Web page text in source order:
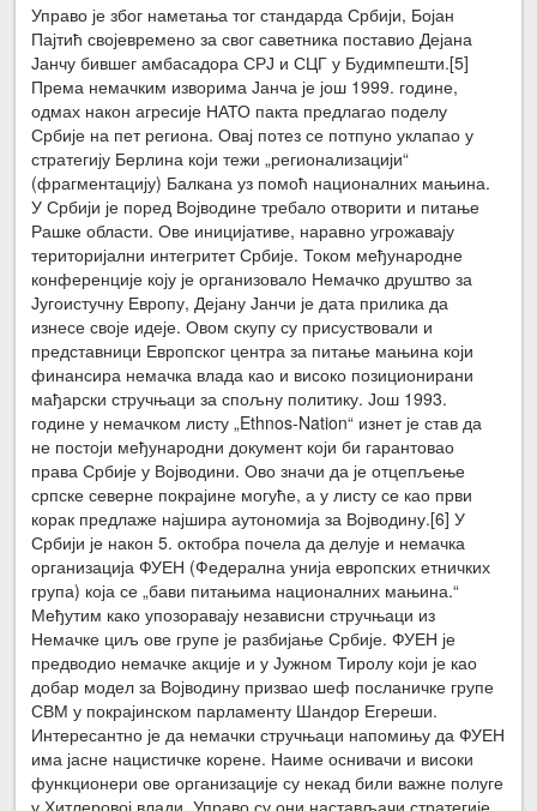
Управо је због наметања тог стандарда Србији, Бојан
Пајтић својевремено за свог саветника поставио Дејана
Јанчу бившег амбасадора СРЈ и СЦГ у Будимпешти.[5]
Према немачким изворима Јанча је још 1999. године,
одмах након агресије НАТО пакта предлагао поделу
Србије на пет региона. Овај потез се потпуно уклапао у
стратегију Берлина који тежи „регионализацији“
(фрагментацију) Балкана уз помоћ националних мањина.
У Србији је поред Војводине требало отворити и питање
Рашке области. Ове иницијативе, наравно угрожавају
територијални интегритет Србије. Током међународне
конференције коју је организовало Немачко друштво за
Југоистучну Европу, Дејану Јанчи је дата прилика да
изнесе своје идеје. Овом скупу су присуствовали и
представници Европског центра за питање мањина који
финансира немачка влада као и високо позиционирани
мађарски стручњаци за спољну политику. Још 1993.
године у немачком листу „Ethnos-Nation“ изнет је став да
не постоји међународни документ који би гарантовао
права Србије у Војводини. Ово значи да је отцепљење
српске северне покрајине могуће, а у листу се као први
корак предлаже најшира аутономија за Војводину.[6] У
Србији је након 5. октобра почела да делује и немачка
организација ФУЕН (Федерална унија европских етничких
група) која се „бави питањима националних мањина.“
Међутим како упозоравају независни стручњаци из
Немачке циљ ове групе је разбијање Србије. ФУЕН је
предводио немачке акције и у Јужном Тиролу који је као
добар модел за Војводину призвао шеф посланичке групе
СВМ у покрајинском парламенту Шандор Егереши.
Интересантно је да немачки стручњаци напомињу да ФУЕН
има јасне нацистичке корене. Наиме оснивачи и високи
функционери ове организације су некад били важне полуге